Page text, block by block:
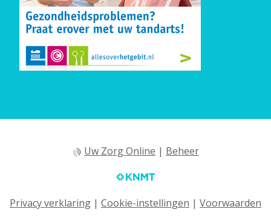
Uw Zorg Online | Beheer
Privacy verklaring | Cookie-instellingen | Voorwaarden